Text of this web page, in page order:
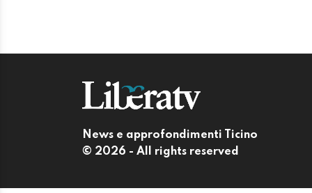
News e approfondimenti Ticino
© 2026 - All rights reserved